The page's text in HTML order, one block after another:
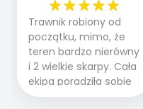
Trawnik robiony od
początku, mimo, że
teren bardzo nierówny
i 2 wielkie skarpy. Cała
ekipa poradziła sobie
WSPANIALE od